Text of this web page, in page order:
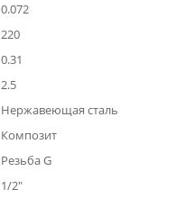
0.072
220
0.31
2.5
Нержавеющая сталь
Композит
Резьба G
1/2"